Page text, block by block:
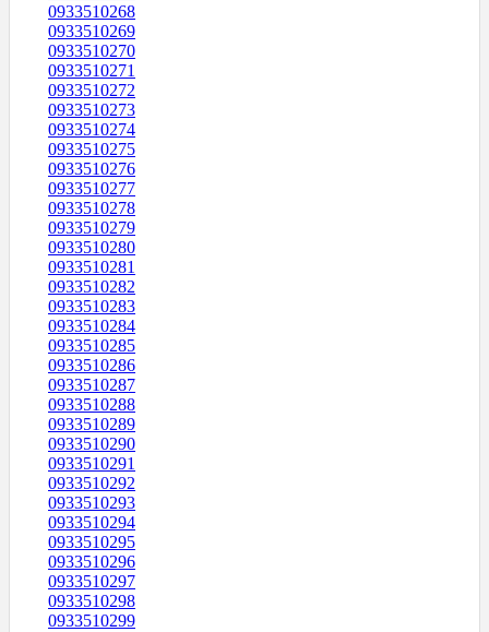
0933510268
0933510269
0933510270
0933510271
0933510272
0933510273
0933510274
0933510275
0933510276
0933510277
0933510278
0933510279
0933510280
0933510281
0933510282
0933510283
0933510284
0933510285
0933510286
0933510287
0933510288
0933510289
0933510290
0933510291
0933510292
0933510293
0933510294
0933510295
0933510296
0933510297
0933510298
0933510299